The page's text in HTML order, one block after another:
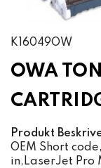
K16049OW
OWA
Produkt
OEM Short
in,LaserJet Pro